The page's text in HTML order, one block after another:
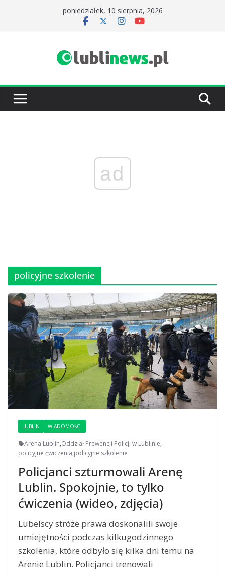
poniedziałek, 10 sierpnia, 2026
ad
policyjne szkolenie
LUBLIN WIADOMOŚCI
Arena Lublin,Oddział Prewencji Policji w Lublinie,
policyjne ćwiczenia,policyjne szkolenie
Policjanci szturmowali Arenę
Lublin. Spokojnie, to tylko
ćwiczenia (wideo, zdjęcia)
Lubelscy stróże prawa doskonalili swoje
umiejętności podczas kilkugodzinnego
szkolenia, które odbyło się kilka dni temu na
Arenie Lublin. Policjanci trenowali